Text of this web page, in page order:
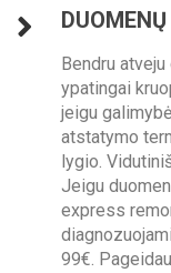
Bendru
ypatingai
jeigu
atstatymo
lygio.
Jeigu
express
99€.